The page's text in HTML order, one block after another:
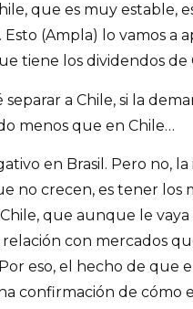
que es muy estable,
(Ampla) lo vamos a
tiene los dividendos
a Chile, si la
menos que en Chile…
en Brasil. Pero no,
no crecen, es tener los
Chile, que aunque le
con mercados
eso, el hecho de que
confirmación de cómo